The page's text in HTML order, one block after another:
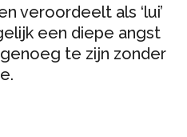
veroordeelt als ‘lui’
een diepe angst
te zijn zonder